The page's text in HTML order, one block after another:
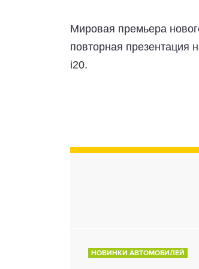
Мировая премьера
повторная презентация
i20.
НОВИНКИ АВТОМОБИЛЕЙ